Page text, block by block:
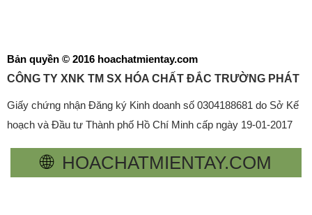
Bản quyền © 2016 hoachatmientay.com
CÔNG TY XNK TM SX HÓA CHẤT ĐẮC TRƯỜNG PHÁT
Giấy chứng nhận Đăng ký Kinh doanh số 0304188681 do Sở Kế
hoạch và Đầu tư Thành phố Hồ Chí Minh cấp ngày 19-01-2017
🌐 HOACHATMIENTAY.COM